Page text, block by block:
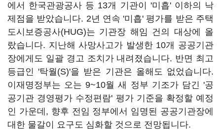
에서 한국관광공사 등 13개 기관이 '미흡' 이하의 낙
제점을 받았습니다. 2년 연속 '미흡' 평가를 받은 주택
도시보증공사(HUG)는 기관장 해임 건의 대상에 올
랐습니다. 지난해 사망사고가 발생한 10개 공공기관
장에게도 일괄 경고 조치가 내려졌습니다. 반면 최고
등급인 '탁월(S)'을 받은 기관은 올해도 없었습니다.
이재명정부는 오는 9~10월 새 정부 기조가 담긴 '공
공기관 경영평가 수정편람' 평가 기준을 확정할 예정
인 가운데, 향후 전임 정부에서 임명된 공공기관장에
대한 물갈이 요구도 심화할 것으로 전망됩니다.